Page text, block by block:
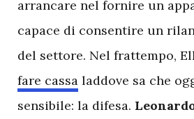
arrancare nel fornire un
capace di consentire un
del settore. Nel frattempo,
fare cassa laddove sa che
sensibile: la difesa.